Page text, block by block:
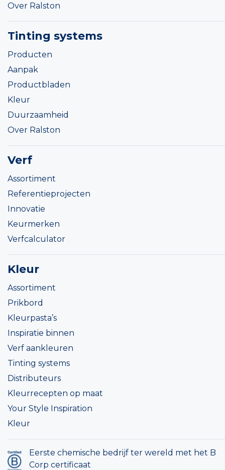
Over Ralston
Tinting systems
Producten
Aanpak
Productbladen
Kleur
Duurzaamheid
Over Ralston
Verf
Assortiment
Referentieprojecten
Innovatie
Keurmerken
Verfcalculator
Kleur
Assortiment
Prikbord
Kleurpasta’s
Inspiratie binnen
Verf aankleuren
Tinting systems
Distributeurs
Kleurrecepten op maat
Your Style Inspiration
Kleur
Eerste chemische bedrijf ter wereld met het B
Corp certificaat